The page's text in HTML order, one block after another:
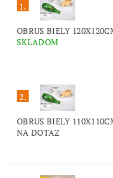
1.
OBRUS BIELY
SKLADOM
2.
OBRUS BIELY
NA DOTAZ